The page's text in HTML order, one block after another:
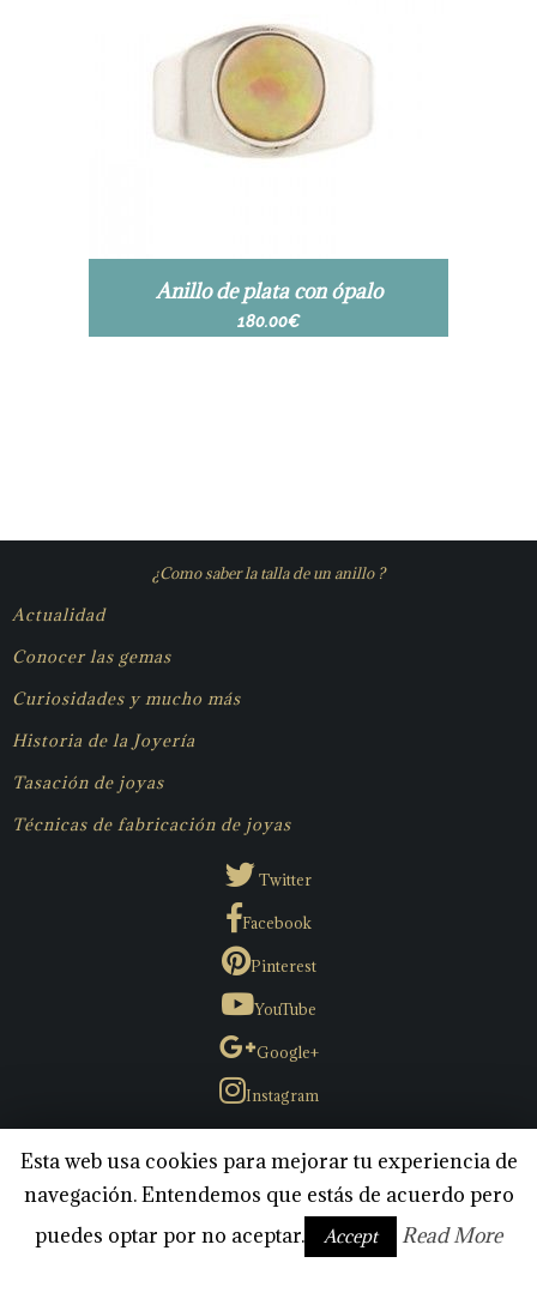
Anillo de plata con ópalo
180.00€
¿Como saber la talla de un anillo ?
Actualidad
Conocer las gemas
Curiosidades y mucho más
Historia de la Joyería
Tasación de joyas
Técnicas de fabricación de joyas
Twitter
Facebook
Pinterest
YouTube
Google+
Instagram
CONTACTO
TRABAJA CON NOSOTROS
POLITICA DE COOKIES
Esta web usa cookies para mejorar tu experiencia de
navegación. Entendemos que estás de acuerdo pero
puedes optar por no aceptar.
Accept Read More